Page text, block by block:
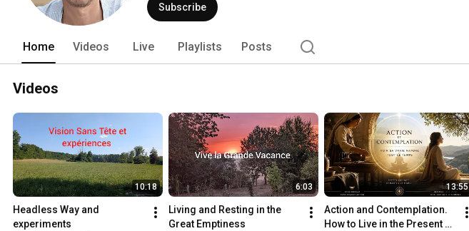
Subscribe
Home Videos Live Playlists Posts
Videos
10:18
Headless Way and
experiments
6:03
Living and Resting in the
Great Emptiness
13:55
Action and Contemplation.
How to Live in the Present